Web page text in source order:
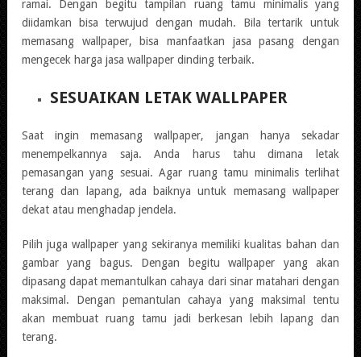
ramai. Dengan begitu tampilan ruang tamu minimalis yang
diidamkan bisa terwujud dengan mudah. Bila tertarik untuk
memasang wallpaper, bisa manfaatkan jasa pasang dengan
mengecek harga jasa wallpaper dinding terbaik.
SESUAIKAN LETAK WALLPAPER
Saat ingin memasang wallpaper, jangan hanya sekadar
menempelkannya saja. Anda harus tahu dimana letak
pemasangan yang sesuai. Agar ruang tamu minimalis terlihat
terang dan lapang, ada baiknya untuk memasang wallpaper
dekat atau menghadap jendela.
Pilih juga wallpaper yang sekiranya memiliki kualitas bahan dan
gambar yang bagus. Dengan begitu wallpaper yang akan
dipasang dapat memantulkan cahaya dari sinar matahari dengan
maksimal. Dengan pemantulan cahaya yang maksimal tentu
akan membuat ruang tamu jadi berkesan lebih lapang dan
terang.